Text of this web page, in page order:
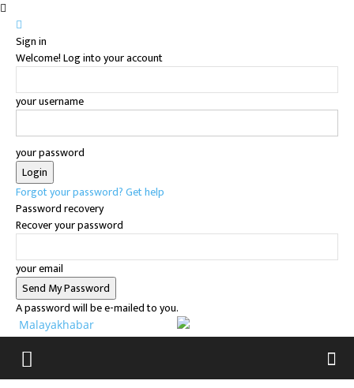
Sign in
Welcome! Log into your account
your username
your password
Forgot your password? Get help
Password recovery
Recover your password
your email
A password will be e-mailed to you.
Malayakhabar